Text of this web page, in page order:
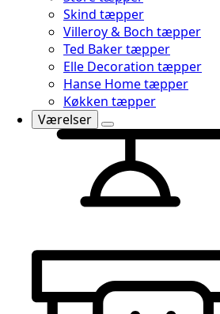
Skind tæpper
Villeroy & Boch tæpper
Ted Baker tæpper
Elle Decoration tæpper
Hanse Home tæpper
Køkken tæpper
Værelser